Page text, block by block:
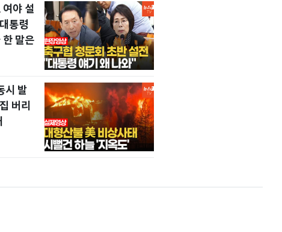
야 설
통령
한 말은
시 발
버리